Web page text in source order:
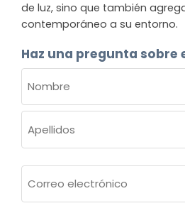
de luz, sino que también
contemporáneo a su entorno.
Haz una pregunta sobre
(OBLIGATORIO)
Nombre
electrónico